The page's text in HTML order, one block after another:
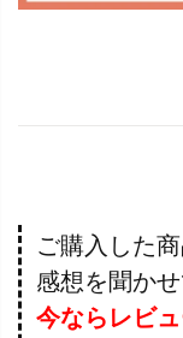
ご購入した
感想を聞か
今ならレビ